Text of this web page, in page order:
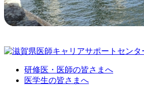
研修医・医師の皆さまへ
医学生の皆さまへ